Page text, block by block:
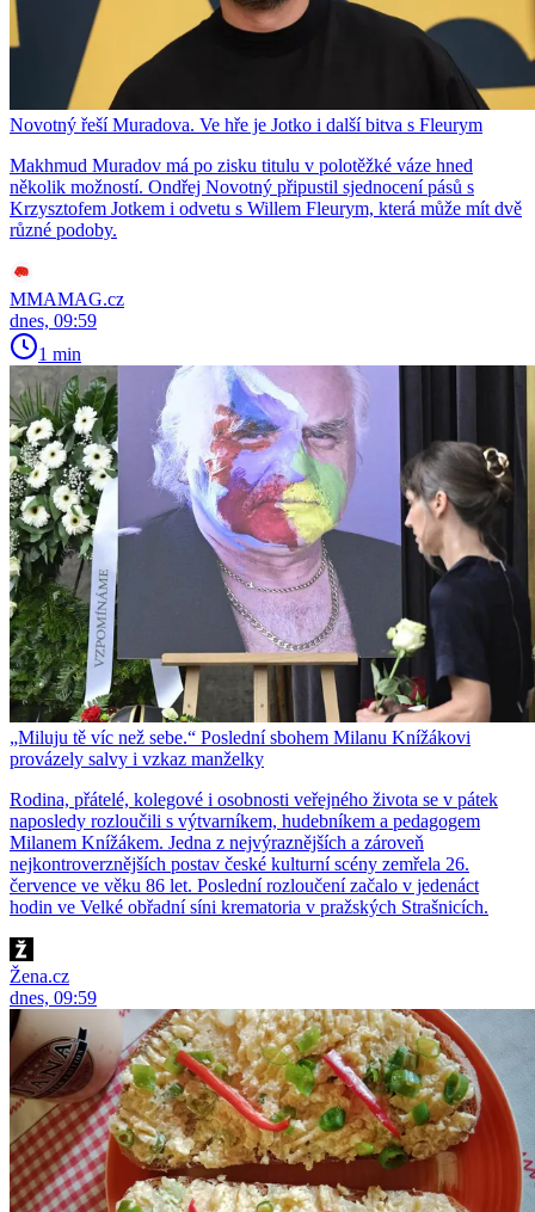
Novotný řeší Muradova. Ve hře je Jotko i další bitva s Fleurym
Makhmud Muradov má po zisku titulu v polotěžké váze hned
několik možností. Ondřej Novotný připustil sjednocení pásů s
Krzysztofem Jotkem i odvetu s Willem Fleurym, která může mít dvě
různé podoby.
MMAMAG.cz
dnes, 09:59
1 min
„Miluju tě víc než sebe.“ Poslední sbohem Milanu Knížákovi
provázely salvy i vzkaz manželky
Rodina, přátelé, kolegové i osobnosti veřejného života se v pátek
naposledy rozloučili s výtvarníkem, hudebníkem a pedagogem
Milanem Knížákem. Jedna z nejvýraznějších a zároveň
nejkontroverznějších postav české kulturní scény zemřela 26.
července ve věku 86 let. Poslední rozloučení začalo v jedenáct
hodin ve Velké obřadní síni krematoria v pražských Strašnicích.
Žena.cz
dnes, 09:59